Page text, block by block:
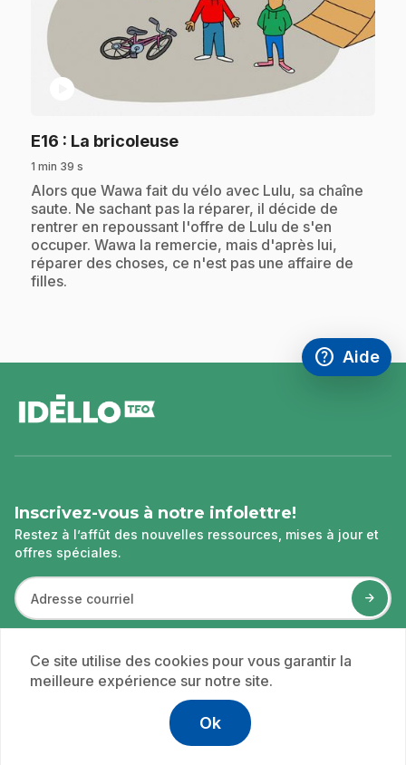
play_circle
E16 : La bricoleuse.
1 min 39 s
.Alors que Wawa fait du vélo avec Lulu, sa chaîne
saute. Ne sachant pas la réparer, il décide de
rentrer en repoussant l'offre de Lulu de s'en
occuper. Wawa la remercie, mais d'après lui,
réparer des choses, ce n'est pas une affaire de
filles.
help
Accéder à
Aide
,Ce lien
de
page
Inscrivez-vous à notre infolettre!
Restez à l’affût des nouvelles ressources, mises à jour et
offres spéciales.
pour recevoir des courriels et autres communications électroniques
de TFO. Vous pouvez à tout moment retirer ce consentement en vous
Ce site utilise des cookies pour vous garantir la
meilleure expérience sur notre site.
Ok